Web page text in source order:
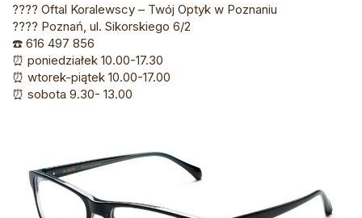
???? Oftal Koralewscy – Twój Optyk w Poznaniu
???? Poznań, ul. Sikorskiego 6/2
☎️ 616 497 856
⏰ poniedziałek 10.00-17.30
⏰ wtorek-piątek 10.00-17.00
⏰ sobota 9.30- 13.00